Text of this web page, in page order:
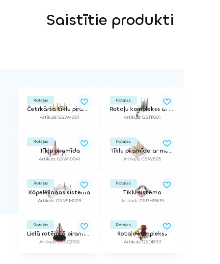
Saistītie produkti
Rotaļas
Četrkārša tīklu piramīda
Artikuls: GSW4001
Rotaļas
Rotaļu komplekss ar tīkiem
Artikuls: GSTP201
Rotaļas
Tīklu piramīda
Artikuls: GSW10041
Rotaļas
Tīklu piramīda ar metāla rāmi
Artikuls: GSW805
Rotaļas
Kāpelēšanas sistēma
Artikuls: GSNSM209
Rotaļas
Tīklu sistēma
Artikuls: GSRH19X19
Rotaļas
Lielā rotējošā piramīda
Artikuls: GSSC2100
Rotaļas
Rotaļu komplekss
Artikuls: GSDB101